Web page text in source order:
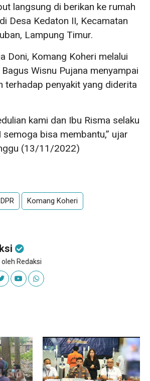
langsung di berikan ke rumah
Desa Kedaton II, Kecamatan
Lampung Timur.
Doni, Komang Koheri melalui
Wisnu Pujana menyampai
terhadap penyakit yang diderita
kami dan Ibu Risma selaku
semoga bisa membantu,” ujar
(13/11/2022)
DPR Komang Koheri
oleh Redaksi